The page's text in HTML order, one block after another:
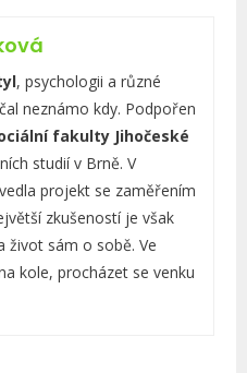
, psychologii a různé
neznámo kdy. Podpořen
fakulty Jihočeské
studií v Brně. V
projekt se zaměřením
zkušeností je však
život sám o sobě. Ve
kole, procházet se venku